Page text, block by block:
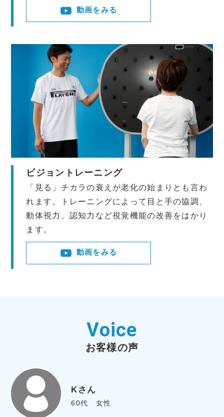
動画をみる
ビジョントレーニング
「見る」チカラの衰えが老化の始まりとも言わ
れます。トレーニングによって目と手の協調、
動体視力、認知力など視覚機能の改善をはかり
ます。
動画をみる
Voice
お客様の声
Kさん
60代 女性